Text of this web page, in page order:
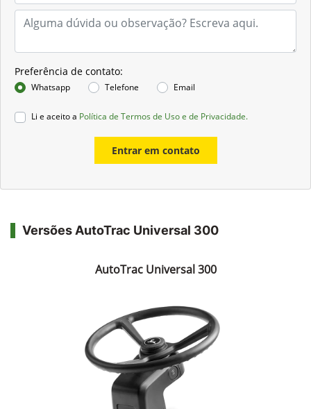
Preferência de contato:
Whatsapp Telefone Email
Li e aceito a Política de Termos de Uso e de Privacidade.
Entrar em contato
Versões AutoTrac Universal 300
AutoTrac Universal 300